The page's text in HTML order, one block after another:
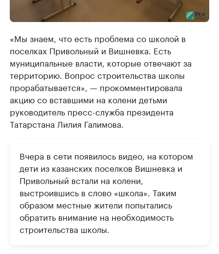
«Мы знаем, что есть проблема со школой в
поселках Привольный и Вишневка. Есть
муниципальные власти, которые отвечают за
территорию. Вопрос строительства школы
прорабатывается», — прокомментировала
акцию со вставшими на колени детьми
руководитель пресс-служба президента
Татарстана Лилия Галимова.
Вчера в сети появилось видео, на котором
дети из казанских поселков Вишневка и
Привольный встали на колени,
выстроившись в слово «школа». Таким
образом местные жители попытались
обратить внимание на необходимость
строительства школы.